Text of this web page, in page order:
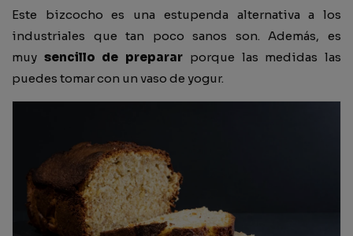
Este bizcocho es una estupenda alternativa a los
industriales que tan poco sanos son. Además, es
muy sencillo de preparar porque las medidas las
puedes tomar con un vaso de yogur.